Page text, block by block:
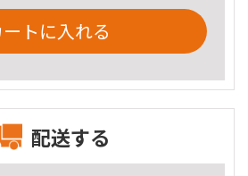
ートに入れる
配送する